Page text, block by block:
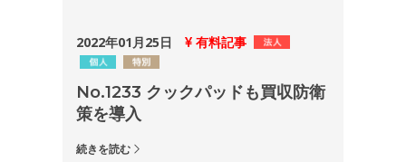
2022年01月25日 有料記事
No.1233 クックパッドも買収防衛
策を導入
続きを読む